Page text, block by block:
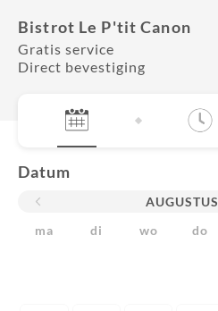
Bistrot Le P'tit Canon
Gratis service
Direct bevestiging
Datum
AUGUSTUS
ma
di wo do